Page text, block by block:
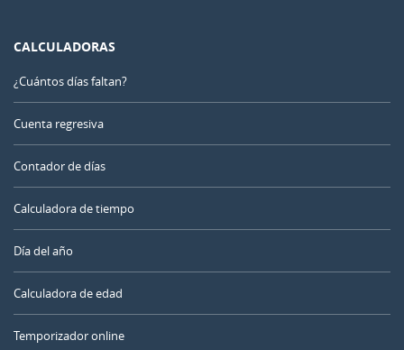
CALCULADORAS
¿Cuántos días faltan?
Cuenta regresiva
Contador de días
Calculadora de tiempo
Día del año
Calculadora de edad
Temporizador online